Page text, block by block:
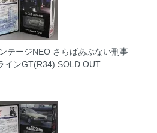
テージNEO さらばあぶない刑事
インGT(R34) SOLD OUT